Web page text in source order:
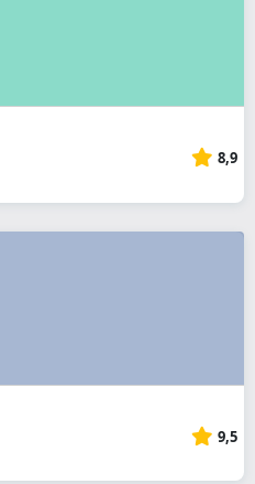
8,9
9,5